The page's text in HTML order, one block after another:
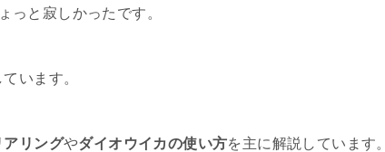
っと寂しかったです。
います。
アリングやダイオウイカの使い方を主に解説しています。